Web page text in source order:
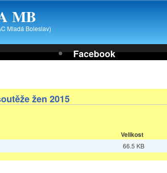
MB
Mladá Boleslav)
Facebook
žen 2015
Velikost
66.5 KB